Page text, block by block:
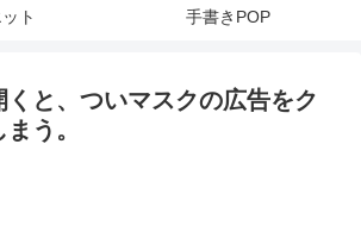
ト 手書きPOP
と、ついマスクの広告をク
う。